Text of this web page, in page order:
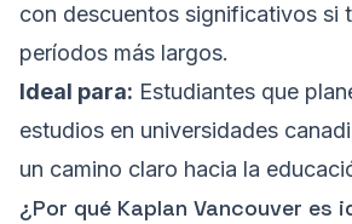
con descuentos significativos si
períodos más largos.
Ideal para: Estudiantes que
estudios en universidades
un camino claro hacia la
¿Por qué Kaplan Vancouver es